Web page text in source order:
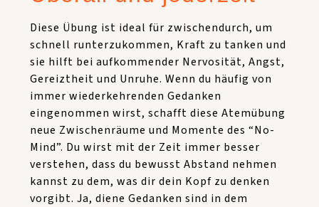
Diese Übung ist ideal für zwischendurch, um
schnell runterzukommen, Kraft zu tanken und
sie hilft bei aufkommender Nervosität, Angst,
Gereiztheit und Unruhe. Wenn du häufig von
immer wiederkehrenden Gedanken
eingenommen wirst, schafft diese Atemübung
neue Zwischenräume und Momente des “No-
Mind”. Du wirst mit der Zeit immer besser
verstehen, dass du bewusst Abstand nehmen
kannst zu dem, was dir dein Kopf zu denken
vorgibt. Ja, diene Gedanken sind in dem